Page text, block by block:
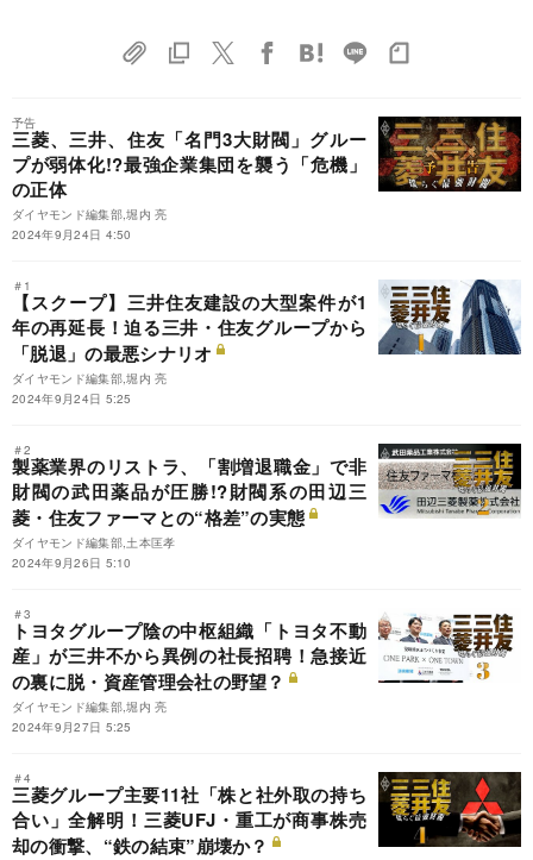
予告
三菱、三井、住友「名門3大財閥」グルー
プが弱体化!?最強企業集団を襲う「危機」
の正体
ダイヤモンド編集部,堀内 亮
2024年9月24日 4:50
＃1
【スクープ】三井住友建設の大型案件が1
年の再延長！迫る三井・住友グループから
「脱退」の最悪シナリオ
ダイヤモンド編集部,堀内 亮
2024年9月24日 5:25
＃2
製薬業界のリストラ、「割増退職金」で非
財閥の武田薬品が圧勝!?財閥系の田辺三
菱・住友ファーマとの“格差”の実態
ダイヤモンド編集部,土本匡孝
2024年9月26日 5:10
＃3
トヨタグループ陰の中枢組織「トヨタ不動
産」が三井不から異例の社長招聘！急接近
の裏に脱・資産管理会社の野望？
ダイヤモンド編集部,堀内 亮
2024年9月27日 5:25
＃4
三菱グループ主要11社「株と社外取の持ち
合い」全解明！三菱UFJ・重工が商事株売
却の衝撃、“鉄の結束”崩壊か？